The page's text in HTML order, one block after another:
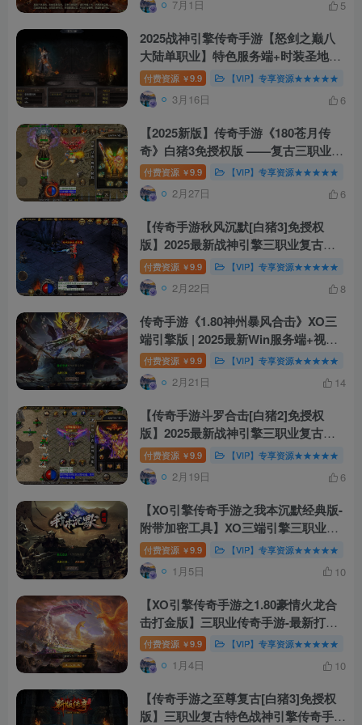
7月1日 5
2025战神引擎传奇手游【怒剑之巅八
大陆单职业】特色服务端+时装圣地
+狂暴圣地+神装【站长亲测】
付费资源 ￥9.9 【VIP】专享资源★★★★★
3月16日 6
【2025新版】传奇手游《180苍月传
奇》白猪3免授权版 ——复古三职业·
战神引擎丨Win服务端源码+安卓双端
配套｜GM多功能后台+实时充值系统
付费资源 ￥9.9 【VIP】专享资源★★★★★
2月27日 6
【传奇手游秋风沉默[白猪3]免授权
版】2025最新战神引擎三职业复古手
游 | Win服务端源码+视频架设教程 | 新
版GM多功能网页后台 | 安卓苹果双端
支持
付费资源 ￥9.9 【VIP】专享资源★★★★★
2月22日 8
传奇手游《1.80神州暴风合击》XO三
端引擎版 | 2025最新Win服务端+视频
架设教程 | 三职业复古打金 | 安
卓/IOS/PC全兼容
付费资源 ￥9.9 【VIP】专享资源★★★★★
2月21日 14
【传奇手游斗罗合击[白猪2]免授权
版】2025最新战神引擎三职业复古手
游 | Win服务端源码+视频架设教程 | 新
版GM多功能网页后台 | 安卓苹果双端
支持
付费资源 ￥9.9 【VIP】专享资源★★★★★
2月19日 6
【XO引擎传奇手游之我本沉默经典版-
附带加密工具】XO三端引擎三职业传
奇手游-最新打包Win服务端源码视频
架设教程-经典复古-PC安卓苹果三端
互通！
付费资源 ￥9.9 【VIP】专享资源★★★★★
1月5日 10
【XO引擎传奇手游之1.80豪情火龙合
击打金版】三职业传奇手游-最新打包
Win服务端源码视频架设教程-经典复
古-PC安卓苹果IOS三端互通版本！
付费资源 ￥9.9 【VIP】专享资源★★★★★
1月4日 10
【传奇手游之至尊复古[白猪3]免授权
版】三职业复古特色战神引擎传奇手